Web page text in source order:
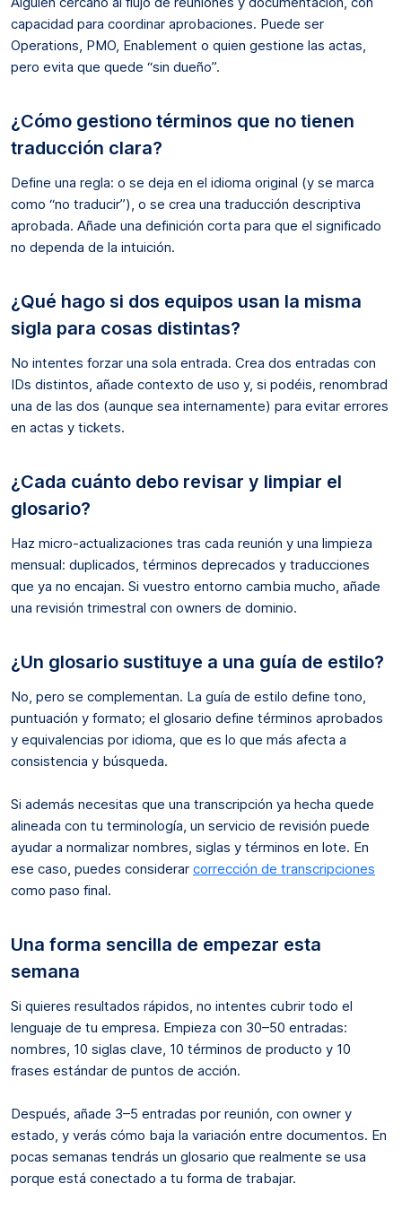
capacidad para coordinar aprobaciones. Puede ser
Operations, PMO, Enablement o quien gestione las actas,
pero evita que quede “sin dueño”.
¿Cómo gestiono términos que no tienen
traducción clara?
Define una regla: o se deja en el idioma original (y se marca
como “no traducir”), o se crea una traducción descriptiva
aprobada. Añade una definición corta para que el significado
no dependa de la intuición.
¿Qué hago si dos equipos usan la misma
sigla para cosas distintas?
No intentes forzar una sola entrada. Crea dos entradas con
IDs distintos, añade contexto de uso y, si podéis, renombrad
una de las dos (aunque sea internamente) para evitar errores
en actas y tickets.
¿Cada cuánto debo revisar y limpiar el
glosario?
Haz micro-actualizaciones tras cada reunión y una limpieza
mensual: duplicados, términos deprecados y traducciones
que ya no encajan. Si vuestro entorno cambia mucho, añade
una revisión trimestral con owners de dominio.
¿Un glosario sustituye a una guía de estilo?
No, pero se complementan. La guía de estilo define tono,
puntuación y formato; el glosario define términos aprobados
y equivalencias por idioma, que es lo que más afecta a
consistencia y búsqueda.
Si además necesitas que una transcripción ya hecha quede
alineada con tu terminología, un servicio de revisión puede
ayudar a normalizar nombres, siglas y términos en lote. En
ese caso, puedes considerar corrección de transcripciones
como paso final.
Una forma sencilla de empezar esta
semana
Si quieres resultados rápidos, no intentes cubrir todo el
lenguaje de tu empresa. Empieza con 30–50 entradas:
nombres, 10 siglas clave, 10 términos de producto y 10
frases estándar de puntos de acción.
Después, añade 3–5 entradas por reunión, con owner y
estado, y verás cómo baja la variación entre documentos. En
pocas semanas tendrás un glosario que realmente se usa
porque está conectado a tu forma de trabajar.